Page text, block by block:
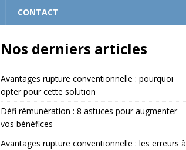
CONTACT
Nos derniers articles
Avantages rupture conventionnelle : pourquoi
opter pour cette solution
Défi rémunération : 8 astuces pour augmenter
vos bénéfices
Avantages rupture conventionnelle : les erreurs à